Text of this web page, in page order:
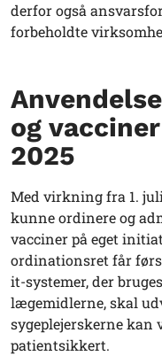
derfor også
forbeholdte
og
2025
Med virkning fra 1.
kunne ordinere og
vacciner på eget
ordinationsret får
it-systemer, der
lægemidlerne, skal
sygeplejerskerne kan
patientsikkert.